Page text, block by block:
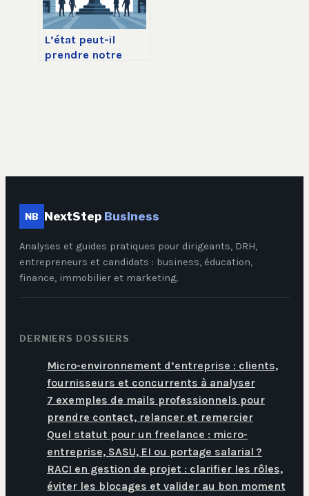
L’état peut-il
prendre notre
NB NextStep Business
Analyses et guides pratiques pour dirigeants, DRH,
entrepreneurs et candidats : business, éducation,
finance, immobilier et marketing.
DERNIERS DOSSIERS
Micro-environnement d’entreprise : clients,
fournisseurs et concurrents à analyser
7 exemples de mails professionnels pour
prendre contact, relancer et remercier
Quel statut pour un freelance : micro-
entreprise, SASU, EI ou portage salarial ?
RACI en gestion de projet : clarifier les rôles,
éviter les blocages et valider au bon moment